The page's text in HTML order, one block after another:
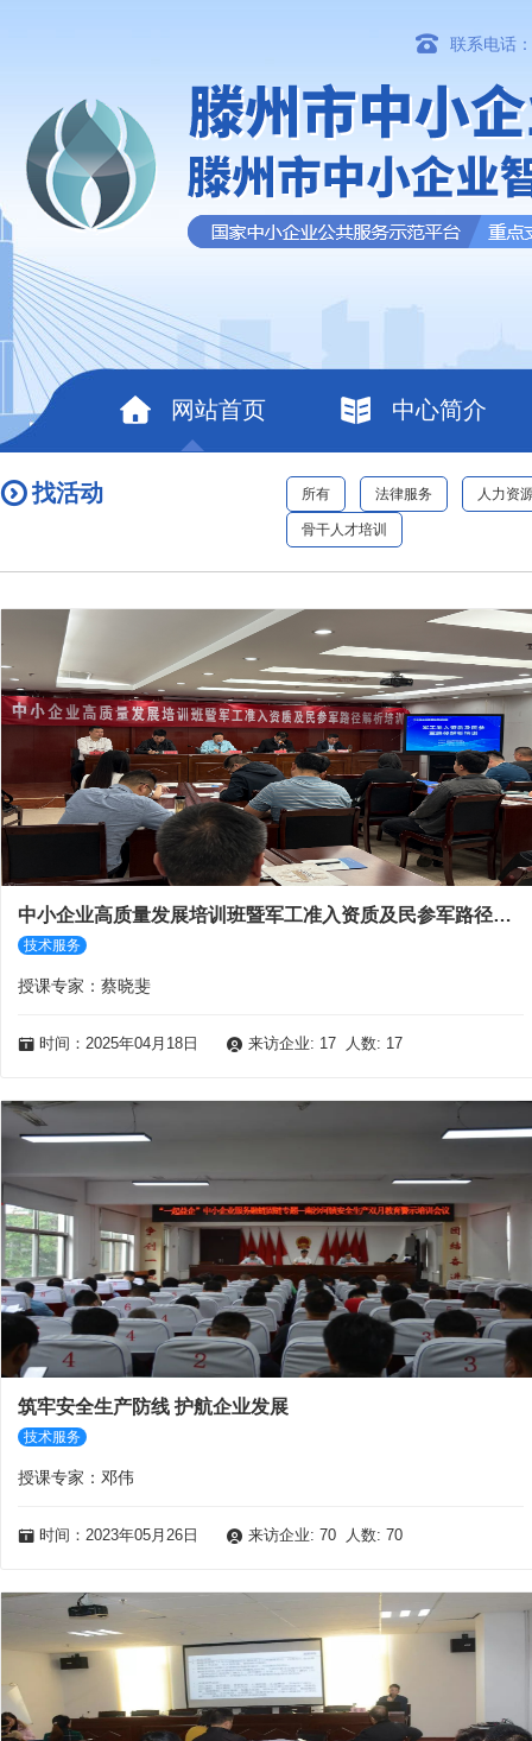
联系电话
网站首页 中心简介
找活动 所有 法律服务 人力资
骨干人才培训
中小企业高质量发展培训班暨军工准入资质及民参军路径解析培训活动成功举行
技术服务
授课专家：蔡晓斐
时间：2025年04月18日 来访企业: 17 人数: 17
筑牢安全生产防线 护航企业发展
技术服务
授课专家：邓伟
时间：2023年05月26日 来访企业: 70 人数: 70